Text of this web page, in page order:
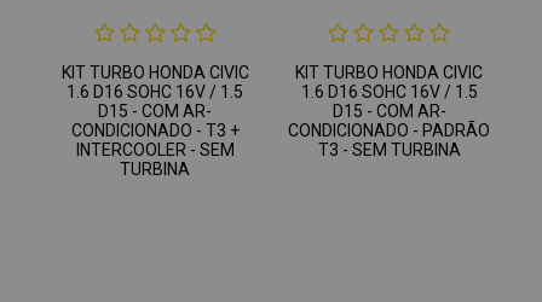
KIT TURBO HONDA CIVIC
1.6 D16 SOHC 16V / 1.5
D15 - COM AR-
CONDICIONADO - T3 +
INTERCOOLER - SEM
TURBINA
KIT TURBO HONDA CIVIC
1.6 D16 SOHC 16V / 1.5
D15 - COM AR-
CONDICIONADO - PADRÃO
T3 - SEM TURBINA